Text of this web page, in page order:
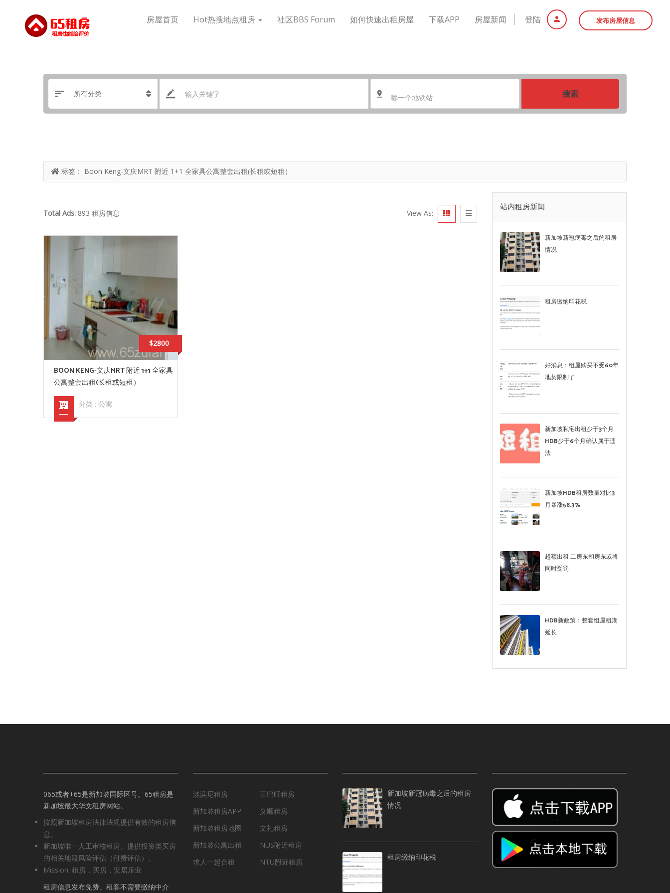
登陆 发布房屋信息
房屋首页 Hot热搜地点租房 社区BBS Forum 如何快速出租房屋 下载APP 房屋新闻
哪一个地铁站 搜索
标签： Boon Keng-文庆MRT 附近 1+1 全家具公寓整套出租(长租或短租）
Total Ads: 893 租房信息 View As:
$2800
BOON KENG-文庆MRT 附近 1+1 全家具
公寓整套出租(长租或短租）
分类 : 公寓
站内租房新闻
新加坡新冠病毒之后的租房
情况
租房缴纳印花税
好消息：组屋购买不受60年
地契限制了
新加坡私宅出租少于3个月
HDB少于6个月确认属于违
法
新加坡HDB租房数量对比3
月暴涨58.3%
超额出租 二房东和房东或将
同时受罚
HDB新政策：整套组屋租期
延长
065或者+65是新加坡国际区号。65租房是
新加坡最大华文租房网站。
按照新加坡租房法律法规提供有效的租房信
息。
新加坡唯一人工审核租房。提供投资类买房
的相关地段风险评估（付费评估）。
Mission: 租房，买房，安居乐业
租房信息发布免费。租客不需要缴纳中介
淡滨尼租房
新加坡租房APP
新加坡租房地图
新加坡公寓出租
求人一起合租
三巴旺租房
义顺租房
文礼租房
NUS附近租房
NTU附近租房
新加坡新冠病毒之后的租房
情况
租房缴纳印花税